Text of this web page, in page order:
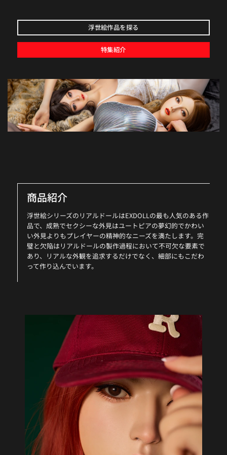
浮世絵作品を探る
特集紹介
商品紹介
浮世絵シリーズのリアルドールはEXDOLLの最も人気のある作
品で、成熟でセクシーな外見はユートピアの夢幻的でかわい
い外見よりもプレイヤーの精神的なニーズを満たします。完
璧と欠陥はリアルドールの製作過程において不可欠な要素で
あり、リアルな外観を追求するだけでなく、細部にもこだわ
って作り込んでいます。